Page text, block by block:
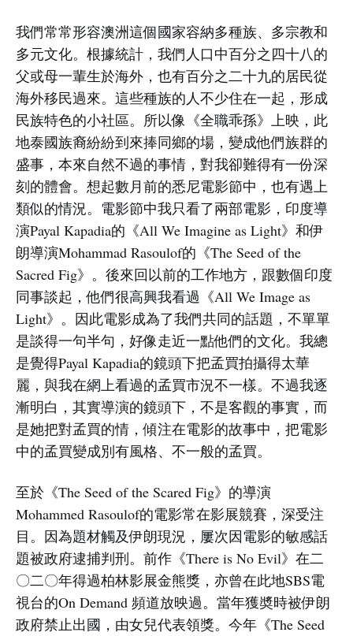
我們常常形容澳洲這個國家容納多種族、多宗教和
多元文化。根據統計，我們人口中百分之四十八的
父或母一輩生於海外，也有百分之二十九的居民從
海外移民過來。這些種族的人不少住在一起，形成
民族特色的小社區。所以像《全職乖孫》上映，此
地泰國族裔紛紛到來捧同鄉的場，變成他們族群的
盛事，本來自然不過的事情，對我卻難得有一份深
刻的體會。想起數月前的悉尼電影節中，也有遇上
類似的情況。電影節中我只看了兩部電影，印度導
演Payal Kapadia的《All We Imagine as Light》和伊
朗導演Mohammad Rasoulof的《The Seed of the
Sacred Fig》。後來回以前的工作地方，跟數個印度
同事談起，他們很高興我看過《All We Image as
Light》。因此電影成為了我們共同的話題，不單單
是談得一句半句，好像走近一點他們的文化。我總
是覺得Payal Kapadia的鏡頭下把孟買拍攝得太華
麗，與我在網上看過的孟買市況不一樣。不過我逐
漸明白，其實導演的鏡頭下，不是客觀的事實，而
是她把對孟買的情，傾注在電影的故事中，把電影
中的孟買變成別有風格、不一般的孟買。
至於《The Seed of the Scared Fig》的導演
Mohammed Rasoulof的電影常在影展競賽，深受注
目。因為題材觸及伊朗現況，屢次因電影的敏感話
題被政府逮捕判刑。前作《There is No Evil》在二
〇二〇年得過柏林影展金熊獎，亦曾在此地SBS電
視台的On Demand 頻道放映過。當年獲奬時被伊朗
政府禁止出國，由女兒代表領獎。今年《The Seed